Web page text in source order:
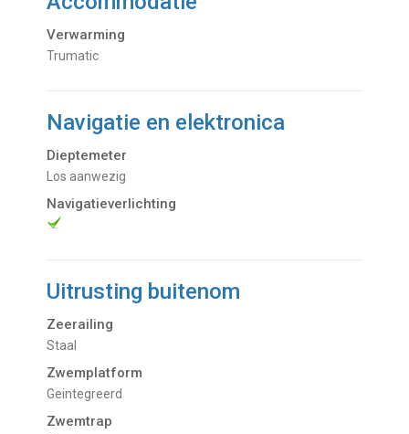
Verwarming
Trumatic
Navigatie en elektronica
Dieptemeter
Los aanwezig
Navigatieverlichting
Uitrusting buitenom
Zeerailing
Staal
Zwemplatform
Geintegreerd
Zwemtrap